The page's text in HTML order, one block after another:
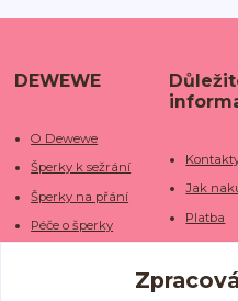
DEWEWE
O Dewewe
Šperky k sežrání
Šperky na přání
Péče o šperky
Kamenné obchody
Jak
Platba
Doba
Doprava